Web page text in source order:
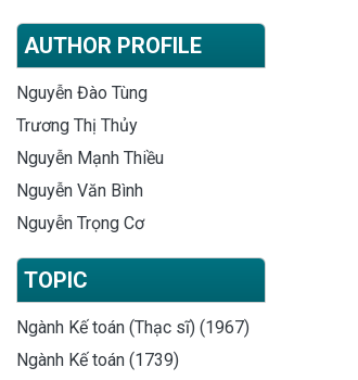
AUTHOR PROFILE
Nguyễn Đào Tùng
Trương Thị Thủy
Nguyễn Mạnh Thiều
Nguyễn Văn Bình
Nguyễn Trọng Cơ
TOPIC
Ngành Kế toán (Thạc sĩ) (1967)
Ngành Kế toán (1739)